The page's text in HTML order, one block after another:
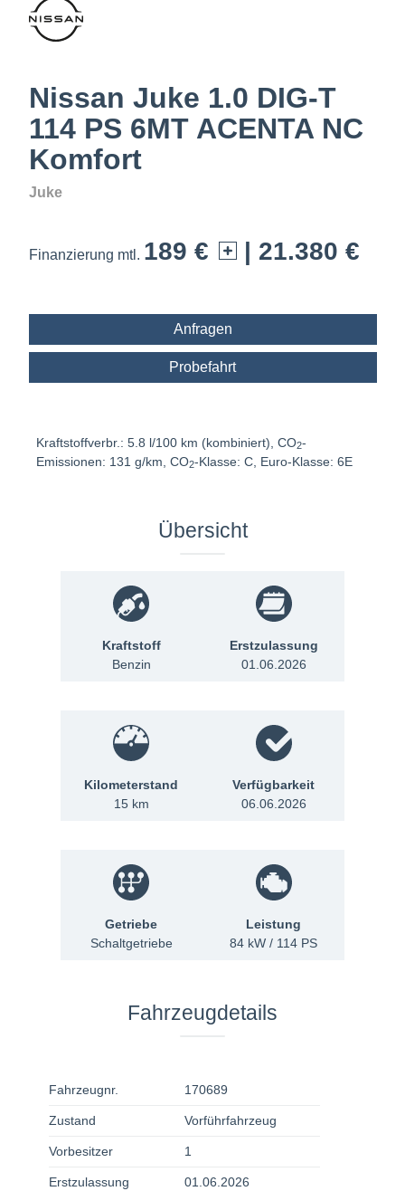
Nissan Juke 1.0 DIG-T
114 PS 6MT ACENTA NC
Komfort
Juke
Finanzierung mtl. 189 € | 21.380 €
Anfragen
Probefahrt
Kraftstoffverbr.: 5.8 l/100 km (kombiniert), CO2-
Emissionen: 131 g/km, CO2-Klasse: C, Euro-Klasse: 6E
Übersicht
Kraftstoff
Benzin
Erstzulassung
01.06.2026
Kilometerstand
15 km
Verfügbarkeit
06.06.2026
Getriebe
Schaltgetriebe
Leistung
84 kW / 114 PS
Fahrzeugdetails
Fahrzeugnr. 170689
Zustand Vorführfahrzeug
Vorbesitzer 1
Erstzulassung 01.06.2026